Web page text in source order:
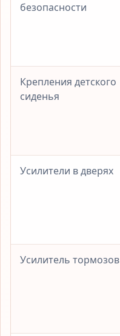
безопасности
Крепления детского
сиденья
Усилители в дверях
Усилитель тормозов